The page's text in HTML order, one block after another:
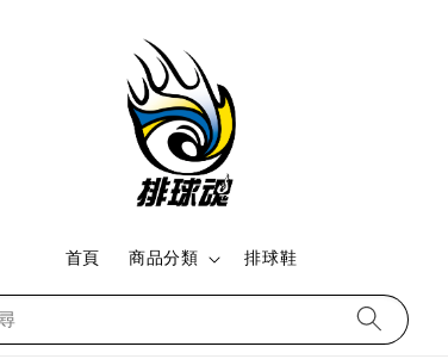
首頁 商品分類 排球鞋